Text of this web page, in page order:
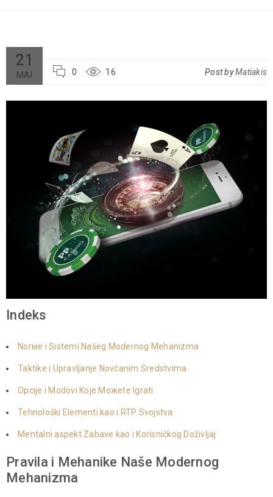
21
ΜΆΙ 0 16 Post byMatiakis
Indeks
Norме i Sistemi Našeg Modernog Mehanizma
Taktike i Upravljanje Novčanim Sredstvima
Opcije i Modovi Koje Можete Igrati
Tehnološki Elementi kao i RTP Svojstva
Mentalni aspekt Zabave kao i Korisničkog Doživljaj
Pravila i Mehanike Naše Modernog
Mehanizma